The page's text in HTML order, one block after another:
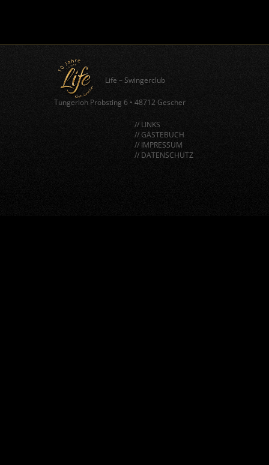
Life – Swingerclub
Tungerloh Pröbsting 6 • 48712 Gescher
// LINKS
// GÄSTEBUCH
// IMPRESSUM
// DATENSCHUTZ